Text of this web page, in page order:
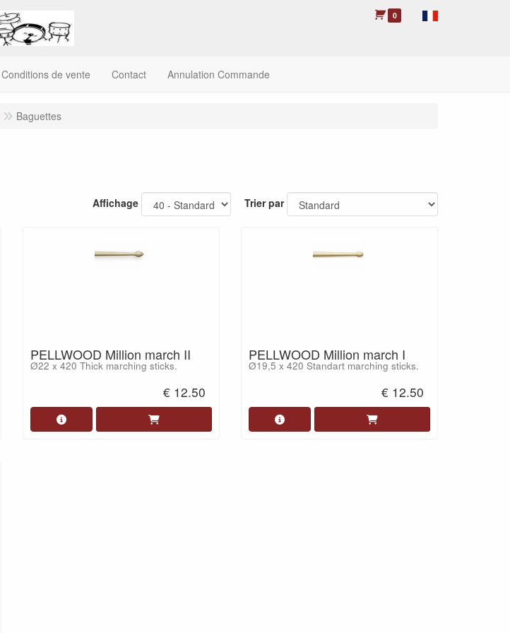
0
Conditions de vente Contact Annulation Commande
Baguettes
Affichage Trier par
PELLWOOD Million march II
Ø22 x 420 Thick marching sticks.
€ 12.50
PELLWOOD Million march I
Ø19,5 x 420 Standart marching sticks.
€ 12.50